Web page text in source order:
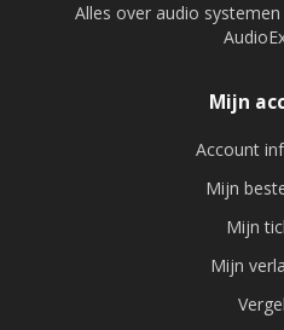
Alles over audio
Mijn
Account
Mijn
Mijn
Mijn